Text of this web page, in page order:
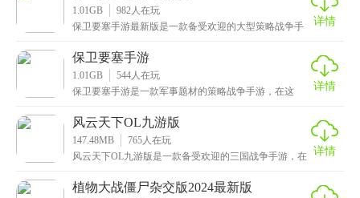
1.01GB 982 人在玩
保卫要塞手游最新版是一款备受欢迎的大型策略战争手
至战
详情
保卫要塞手游
1.01GB 544 人在玩
保卫要塞手游是一款军事题材的策略战争手游，在这
硝烟四
详情
风云天下OL九游版
147.48MB 765 人在玩
风云天下OL九游版是一款备受欢迎的三国战争手游，在
佳
详情
植物大战僵尸杂交版2024最新版